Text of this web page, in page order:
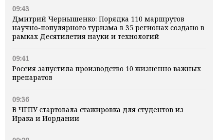
09:43
Дмитрий Чернышенко: Порядка 110 маршрутов
научно-популярного туризма в 35 регионах создано в
рамках Десятилетия науки и технологий
09:41
Россия запустила производство 10 жизненно важных
препаратов
09:36
В ЧГПУ стартовала стажировка для студентов из
Ирака и Иордании